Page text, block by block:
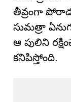
తీవ్రంగా
సుమత్రా
ఆ పులిని
కనిపిస్తోంది.